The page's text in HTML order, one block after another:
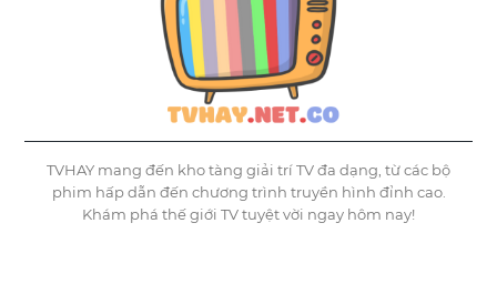
TVHAY mang đến kho tàng giải trí TV đa dạng, từ các bộ
phim hấp dẫn đến chương trình truyền hình đỉnh cao.
Khám phá thế giới TV tuyệt vời ngay hôm nay!